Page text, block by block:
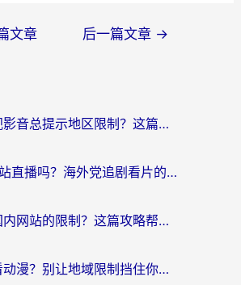
文章 后一篇文章 →
海外看央视影音总提示地区限制？这篇教你选对回国加速器，流畅追剧不踩坑
国外能看b站直播吗？海外党追剧看片的终极解决方案来了
海外访问国内网站的限制？这篇攻略帮你无缝解锁12306、12123和国内影音
海外怎么看动漫？别让地域限制挡住你的追番快乐